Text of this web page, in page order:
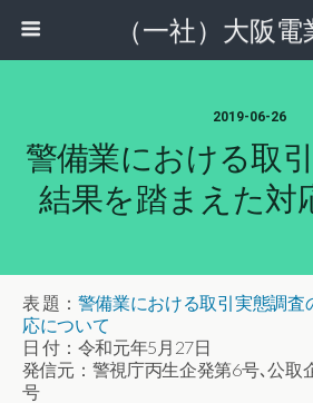
（一社）大阪
2019-06-26
警備業における取
結果を踏まえた対
表 題： 警備業における取引実態調査
応について
日 付：令和元年5月27日
発信元：警視庁丙生企発第6号､公取
号